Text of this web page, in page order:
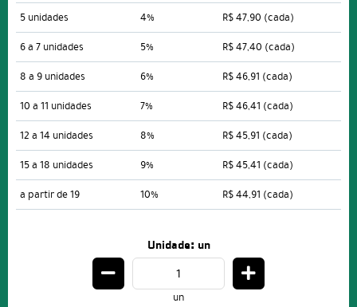
5 unidades
4% R$ 47,90 (cada)
6 a 7 unidades
5% R$ 47,40 (cada)
8 a 9 unidades
6% R$ 46,91 (cada)
10 a 11 unidades
7% R$ 46,41 (cada)
12 a 14 unidades
8% R$ 45,91 (cada)
15 a 18 unidades
9% R$ 45,41 (cada)
a partir de 19
10% R$ 44,91 (cada)
Unidade: un
un